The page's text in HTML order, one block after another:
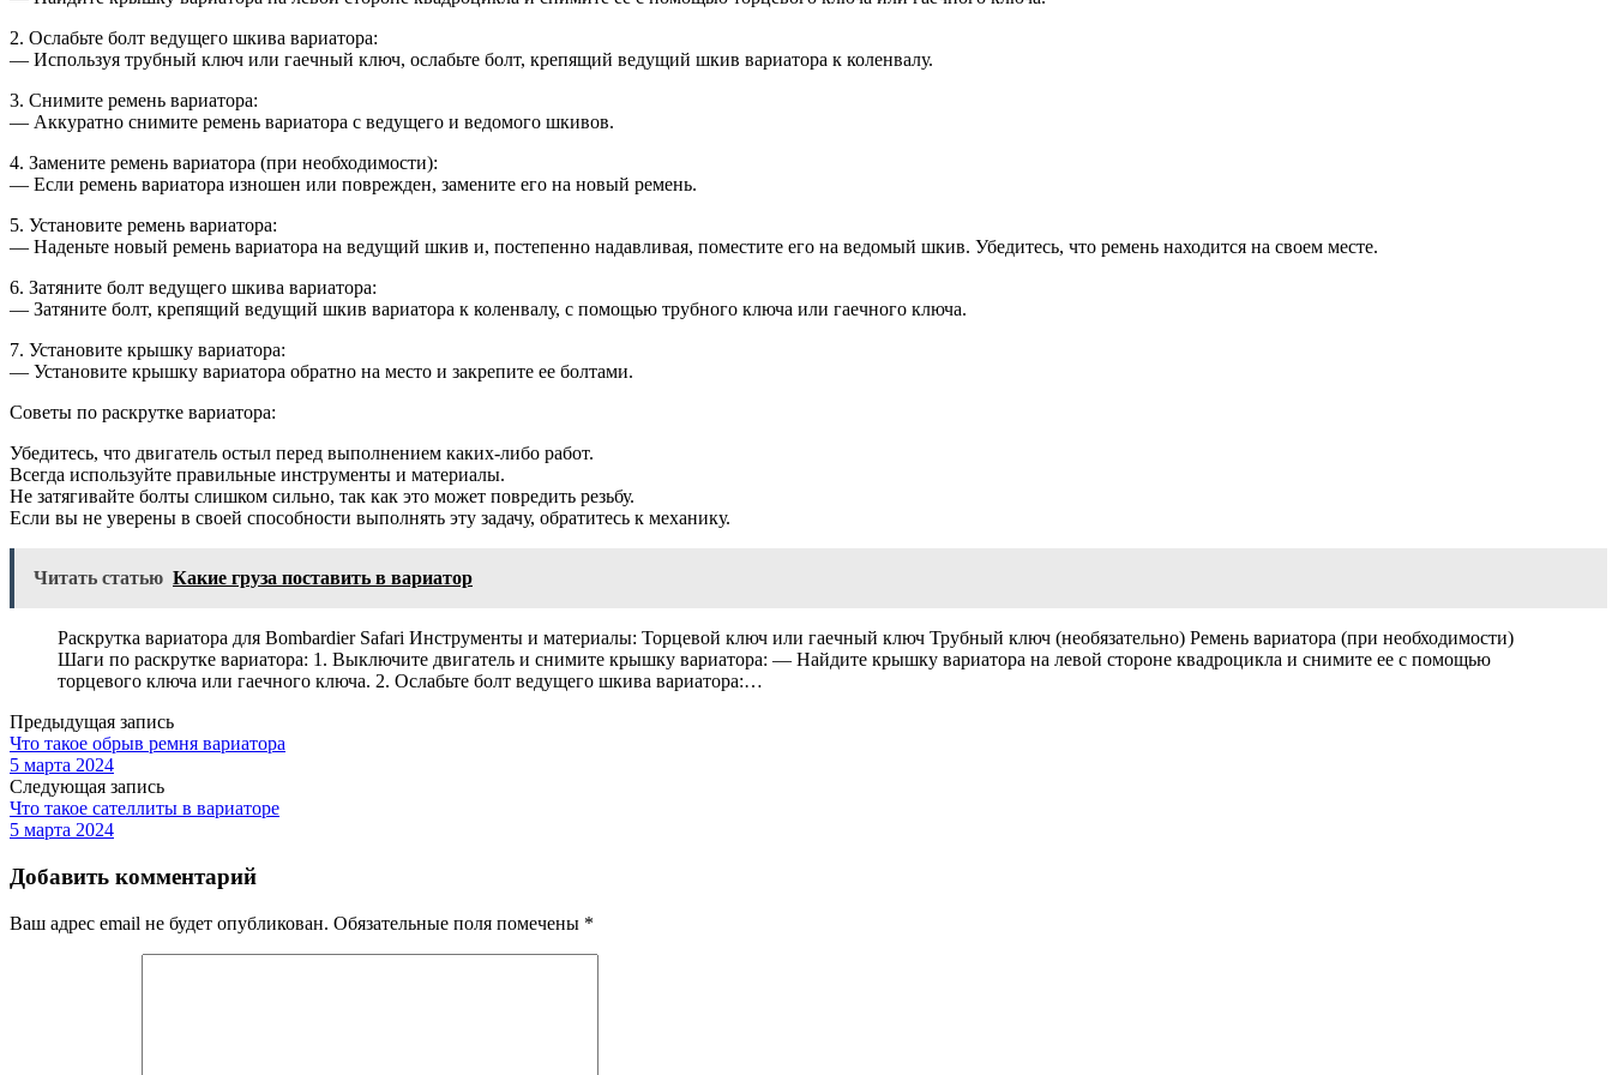
2. Ослабьте болт ведущего шкива вариатора:
— Используя трубный ключ или гаечный ключ, ослабьте болт, крепящий ведущий шкив вариатора к коленвалу.
3. Снимите ремень вариатора:
— Аккуратно снимите ремень вариатора с ведущего и ведомого шкивов.
4. Замените ремень вариатора (при необходимости):
— Если ремень вариатора изношен или поврежден, замените его на новый ремень.
5. Установите ремень вариатора:
— Наденьте новый ремень вариатора на ведущий шкив и, постепенно надавливая, поместите его на ведомый шкив. Убедитесь, что ремень находится на своем месте.
6. Затяните болт ведущего шкива вариатора:
— Затяните болт, крепящий ведущий шкив вариатора к коленвалу, с помощью трубного ключа или гаечного ключа.
7. Установите крышку вариатора:
— Установите крышку вариатора обратно на место и закрепите ее болтами.
Советы по раскрутке вариатора:
Убедитесь, что двигатель остыл перед выполнением каких-либо работ.
Всегда используйте правильные инструменты и материалы.
Не затягивайте болты слишком сильно, так как это может повредить резьбу.
Если вы не уверены в своей способности выполнять эту задачу, обратитесь к механику.
Читать статью Какие груза поставить в вариатор
Раскрутка вариатора для Bombardier Safari Инструменты и материалы: Торцевой ключ или гаечный ключ Трубный ключ (необязательно) Ремень вариатора (при необходимости)
Шаги по раскрутке вариатора: 1. Выключите двигатель и снимите крышку вариатора: — Найдите крышку вариатора на левой стороне квадроцикла и снимите ее с помощью
торцевого ключа или гаечного ключа. 2. Ослабьте болт ведущего шкива вариатора:…
Предыдущая запись
Что такое обрыв ремня вариатора
5 марта 2024
Следующая запись
Что такое сателлиты в вариаторе
5 марта 2024
Добавить комментарий
Ваш адрес email не будет опубликован. Обязательные поля помечены *